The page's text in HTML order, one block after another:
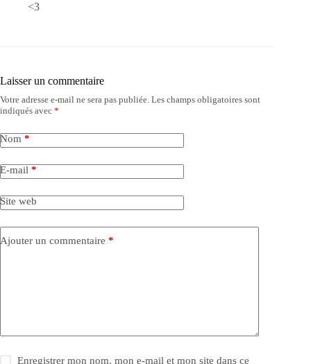
<3
Laisser un commentaire
Votre adresse e-mail ne sera pas publiée. Les champs obligatoires sont
indiqués avec *
Nom *
E-mail *
Site web
Ajouter un commentaire *
Enregistrer mon nom, mon e-mail et mon site dans ce